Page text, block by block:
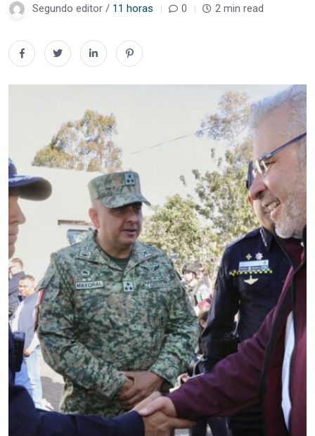
Segundo editor / 11 horas 0 2 min read